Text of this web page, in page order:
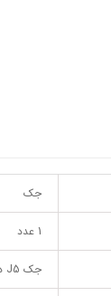
جک
1 عدد
جک J5 دنده و اتومات